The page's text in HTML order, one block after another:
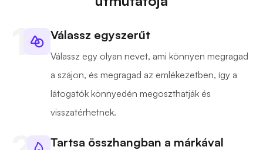
Válassz egyszerűt
Válassz egy olyan nevet, ami könnyen megragad
a szájon, és megragad az emlékezetben, így a
látogatók könnyedén megoszthatják és
visszatérhetnek.
Tartsa összhangban a márkával